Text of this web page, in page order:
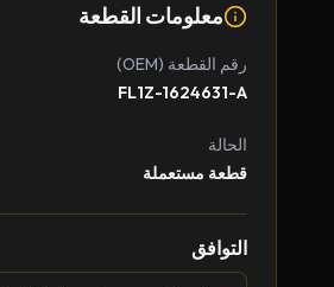
معلومات القطعة
رقم القطعة (OEM)
FL1Z-1624631-A
الحالة
قطعة مستعملة
التوافق